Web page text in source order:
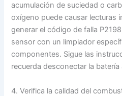
acumulación de suciedad o
oxígeno puede causar lecturas
generar el código de falla
sensor con un limpiador
componentes. Sigue las
recuerda desconectar la
4. Verifica la calidad del